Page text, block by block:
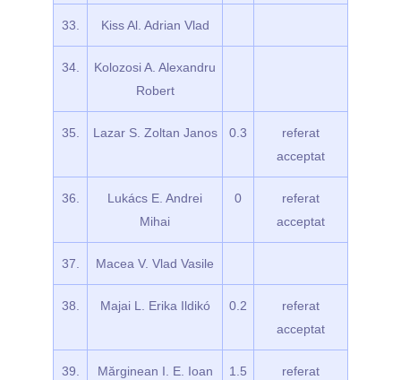
33. Kiss Al. Adrian Vlad
34.
Kolozosi A. Alexandru
Robert
35. Lazar S. Zoltan Janos 0.3
referat
acceptat
36.
Lukács E. Andrei
Mihai
0
referat
acceptat
37. Macea V. Vlad Vasile
38. Majai L. Erika Ildikó 0.2
referat
acceptat
39.
Mărginean I. E. Ioan
1.5
referat